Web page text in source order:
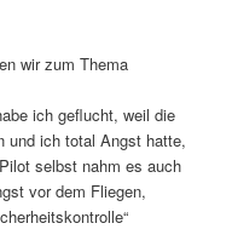
wir zum Thema
ich geflucht, weil die
und ich total Angst hatte,
selbst nahm es auch
vor dem Fliegen,